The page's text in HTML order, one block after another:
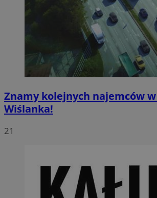
Znamy kolejnych najemców
Wiślanka!
21